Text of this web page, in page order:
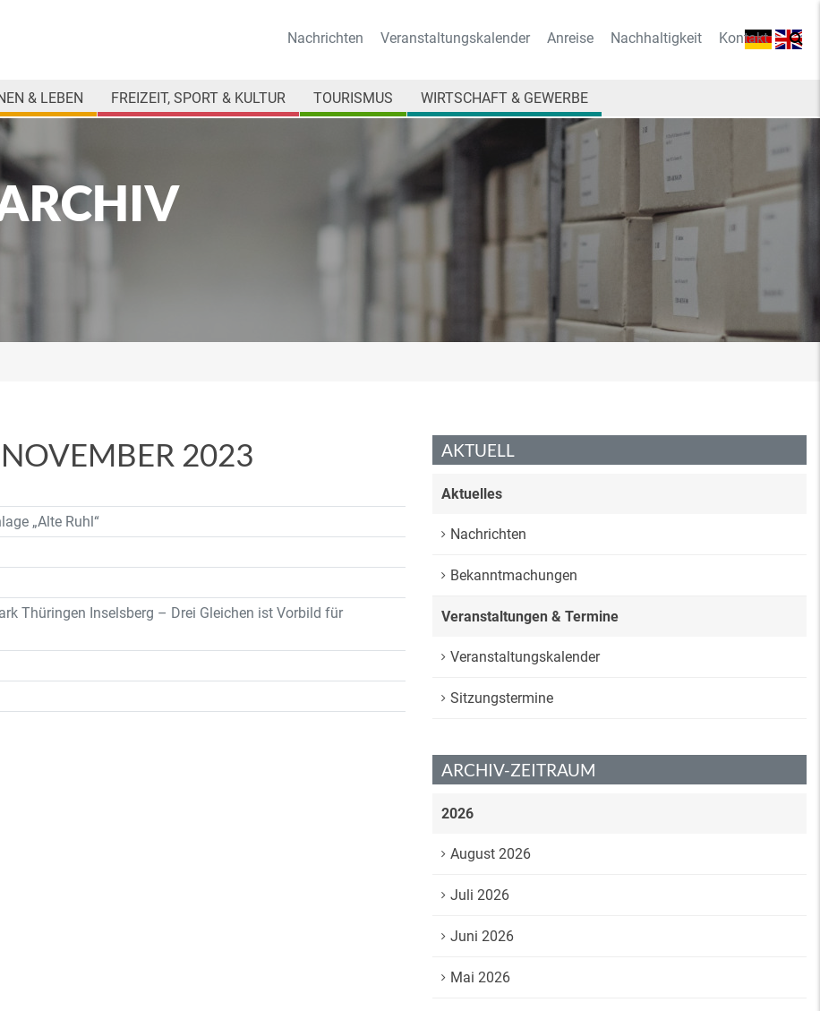
Nachrichten Veranstaltungskalender Anreise Nachhaltigkeit Kontakt
& LEBEN FREIZEIT, SPORT & KULTUR TOURISMUS WIRTSCHAFT & GEWERBE
2023
„Alte Ruhl“
Thüringen Inselsberg – Drei Gleichen ist Vorbild für
AKTUELL
Aktuelles
Nachrichten
Bekanntmachungen
Veranstaltungen & Termine
Veranstaltungskalender
Sitzungstermine
ARCHIV-ZEITRAUM
2026
August 2026
Juli 2026
Juni 2026
Mai 2026